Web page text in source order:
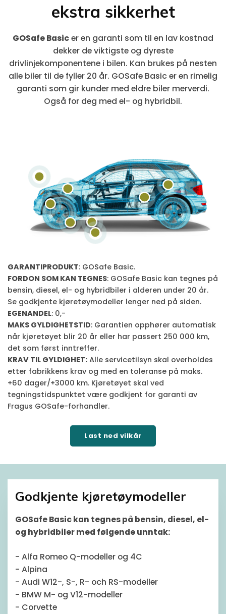
ekstra sikkerhet
GOSafe Basicer en garanti som til en lav kostnad
dekker de viktigste og dyreste
drivlinjekomponentene i bilen. Kan brukes på nesten
alle biler til de fyller 20 år. GOSafe Basic er en rimelig
garanti som gir kunder med eldre biler merverdi.
Også for deg med el- og hybridbil.
GARANTIPRODUKT: GOSafe Basic.
FORDON SOM KAN TEGNES: GOSafe Basic kan tegnes på
bensin, diesel, el- og hybridbiler i alderen under 20 år.
Se godkjente kjøretøymodeller lenger ned på siden.
EGENANDEL: 0,-
MAKS GYLDIGHETSTID: Garantien opphører automatisk
når kjøretøyet blir 20 år eller har passert 250 000 km,
det som først inntreffer.
KRAV TIL GYLDIGHET: Alle servicetilsyn skal overholdes
etter fabrikkens krav og med en toleranse på maks.
+60 dager/+3000 km. Kjøretøyet skal ved
tegningstidspunktet være godkjent for garanti av
Fragus GOSafe-forhandler.
Last ned vilkår
Godkjente kjøretøymodeller
GOSafe Basic kan tegnes på bensin, diesel, el-
og hybridbiler med følgende unntak:
- Alfa Romeo Q-modeller og 4C
- Alpina
- Audi W12-, S-, R- och RS-modeller
- BMW M- og V12-modeller
- Corvette